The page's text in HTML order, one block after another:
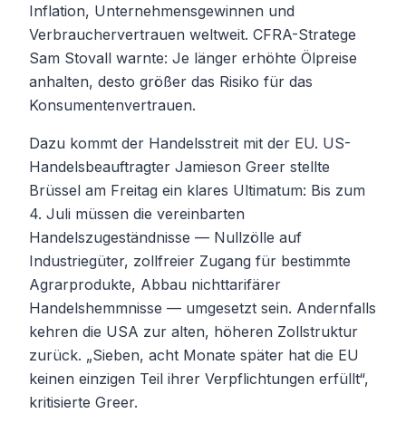
Inflation, Unternehmensgewinnen und
Verbrauchervertrauen weltweit. CFRA-Stratege
Sam Stovall warnte: Je länger erhöhte Ölpreise
anhalten, desto größer das Risiko für das
Konsumentenvertrauen.
Dazu kommt der Handelsstreit mit der EU. US-
Handelsbeauftragter Jamieson Greer stellte
Brüssel am Freitag ein klares Ultimatum: Bis zum
4. Juli müssen die vereinbarten
Handelszugeständnisse — Nullzölle auf
Industriegüter, zollfreier Zugang für bestimmte
Agrarprodukte, Abbau nichttarifärer
Handelshemmnisse — umgesetzt sein. Andernfalls
kehren die USA zur alten, höheren Zollstruktur
zurück. „Sieben, acht Monate später hat die EU
keinen einzigen Teil ihrer Verpflichtungen erfüllt“,
kritisierte Greer.